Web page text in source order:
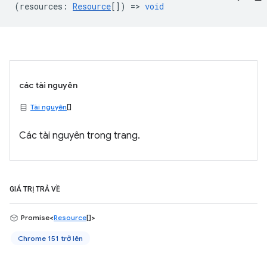
(resources : Resource[]) => void
các tài nguyên
Tài nguyên[]
Các tài nguyên trong trang.
GIÁ TRỊ TRẢ VỀ
Promise<Resource[]>
Chrome 151 trở lên